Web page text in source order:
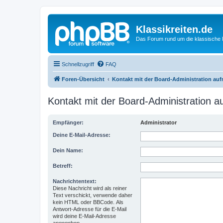
Klassikreiten.de
Das Forum rund um die klassische
Schnellzugriff FAQ
Foren-Übersicht Kontakt mit der Board-Administration
Kontakt mit der Board-Administration
Empfänger: Administrator
Deine E-Mail-Adresse:
Dein Name:
Betreff:
Nachrichtentext:
Diese Nachricht wird als reiner
Text verschickt, verwende daher
kein HTML oder BBCode. Als
Antwort-Adresse für die E-Mail
wird deine E-Mail-Adresse